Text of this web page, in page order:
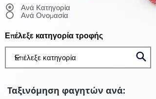
Ανά Κατηγορία
Ανά Ονομασία
Επέλεξε κατηγορία τροφής
Ταξινόμηση φαγητών ανά: